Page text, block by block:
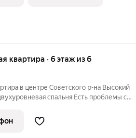
квартира · 6 этаж из 6
в центре Советского р-на Высокий
спальня Есть проблемы с
встроенной техникой, встраиваемая